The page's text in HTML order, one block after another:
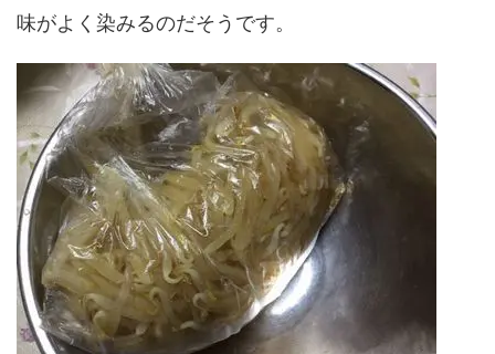
味がよく染みるのだそうです。